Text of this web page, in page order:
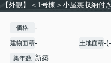
【外観】＜1号棟＞小屋裏収納付
価格 -
建物面積- 土地面積-
築年数 新築